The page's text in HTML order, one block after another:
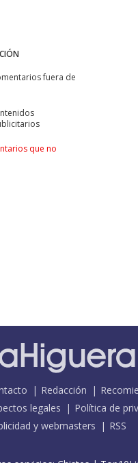
fuera de
que no
Redacción
legales
Política de
y webmasters
RSS